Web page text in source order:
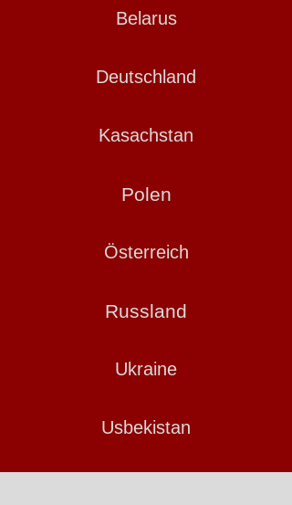
Belarus
Deutschland
Kasachstan
Polen
Österreich
Russland
Ukraine
Usbekistan